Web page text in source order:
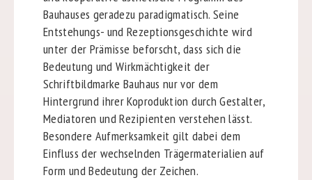
Bauhauses geradezu paradigmatisch. Seine
Entstehungs- und Rezeptionsgeschichte wird
unter der Prämisse beforscht, dass sich die
Bedeutung und Wirkmächtigkeit der
Schriftbildmarke Bauhaus nur vor dem
Hintergrund ihrer Koproduktion durch Gestalter,
Mediatoren und Rezipienten verstehen lässt.
Besondere Aufmerksamkeit gilt dabei dem
Einfluss der wechselnden Trägermaterialien auf
Form und Bedeutung der Zeichen.